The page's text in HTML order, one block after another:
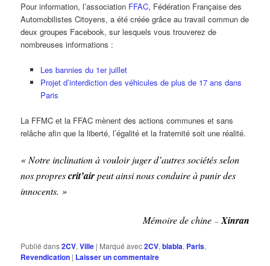
Pour information, l’association FFAC, Fédération Française des
Automobilistes Citoyens, a été créée grâce au travail commun de
deux groupes Facebook, sur lesquels vous trouverez de
nombreuses informations :
Les bannies du 1er juillet
Projet d’interdiction des véhicules de plus de 17 ans dans
Paris
La FFMC et la FFAC mènent des actions communes et sans
relâche afin que la liberté, l’égalité et la fraternité soit une réalité.
« Notre inclination à vouloir juger d’autres sociétés selon
nos proprescrit’airpeut ainsi nous conduire à punir des
innocents. »
Mémoire de chine – Xinran
Publié dans2CV,Ville | Marqué avec2CV,blabla, Paris,
Revendication | Laisser un commentaire